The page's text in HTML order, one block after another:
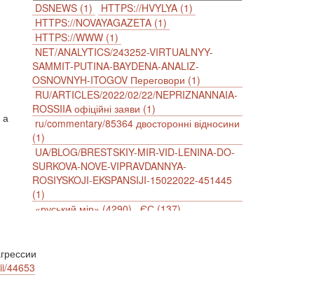
DSNEWS (1)
HTTPS://HVYLYA (1)
HTTPS://NOVAYAGAZETA (1)
HTTPS://WWW (1)
NET/ANALYTICS/243252-VIRTUALNYY-
SAMMIT-PUTINA-BAYDENA-ANALIZ-
OSNOVNYH-ITOGOV Переговори (1)
RU/ARTICLES/2022/02/22/NEPRIZNANNAIA-
ROSSIIA офіційні заяви (1)
ru/commentary/85364 двосторонні відносини
(1)
UA/BLOG/BRESTSKIY-MIR-VID-LENINA-DO-
SURKOVA-NOVE-VIPRAVDANNYA-
ROSIYSKOJI-EKSPANSIJI-15022022-451445
(1)
«руський мір» (4290)
ЄС (137)
інцидент (1246)
агресія (2)
а
44653